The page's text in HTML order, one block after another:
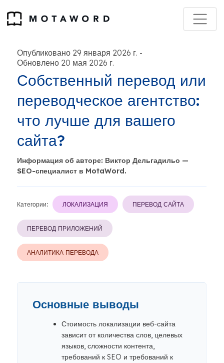
Опубликовано 29 января 2026 г. -
Обновлено 20 мая 2026 г.
Собственный перевод или
переводческое агентство:
что лучше для вашего
сайта?
Информация об авторе: Виктор Дельгадильо —
SEO-специалист в MotaWord.
Категории: ЛОКАЛИЗАЦИЯ ПЕРЕВОД САЙТА
ПЕРЕВОД ПРИЛОЖЕНИЙ
АНАЛИТИКА ПЕРЕВОДА
Основные выводы
Стоимость локализации веб-сайта
зависит от количества слов, целевых
языков, сложности контента,
требований к SEO и требований к